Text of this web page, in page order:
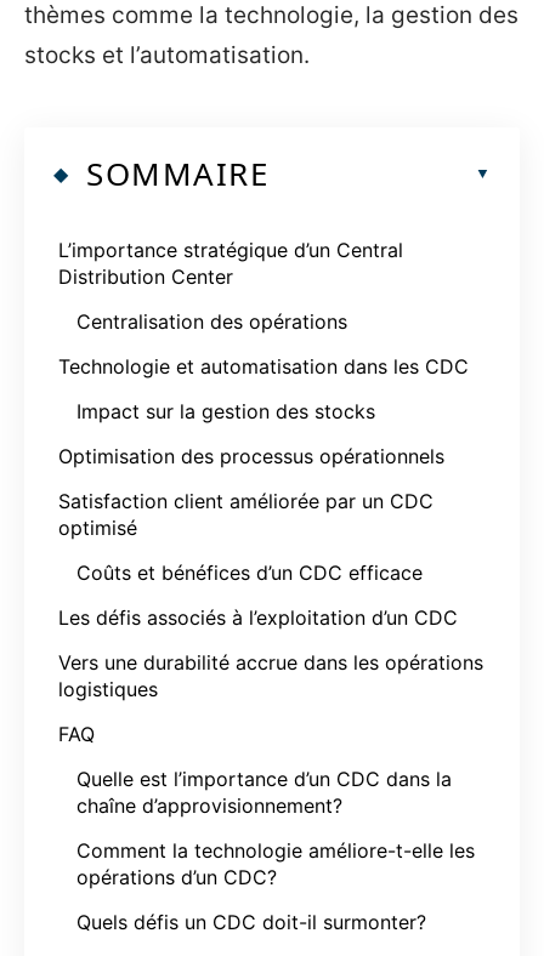
thèmes comme la technologie, la gestion des
stocks et l’automatisation.
SOMMAIRE
L’importance stratégique d’un Central
Distribution Center
Centralisation des opérations
Technologie et automatisation dans les CDC
Impact sur la gestion des stocks
Optimisation des processus opérationnels
Satisfaction client améliorée par un CDC
optimisé
Coûts et bénéfices d’un CDC efficace
Les défis associés à l’exploitation d’un CDC
Vers une durabilité accrue dans les opérations
logistiques
FAQ
Quelle est l’importance d’un CDC dans la
chaîne d’approvisionnement?
Comment la technologie améliore-t-elle les
opérations d’un CDC?
Quels défis un CDC doit-il surmonter?